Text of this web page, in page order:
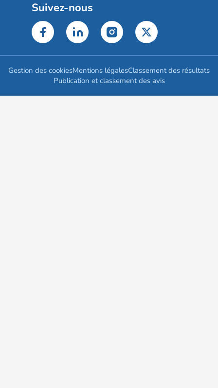
Suivez-nous
Gestion des cookiesMentions légalesClassement des résultats
Publication et classement des avis